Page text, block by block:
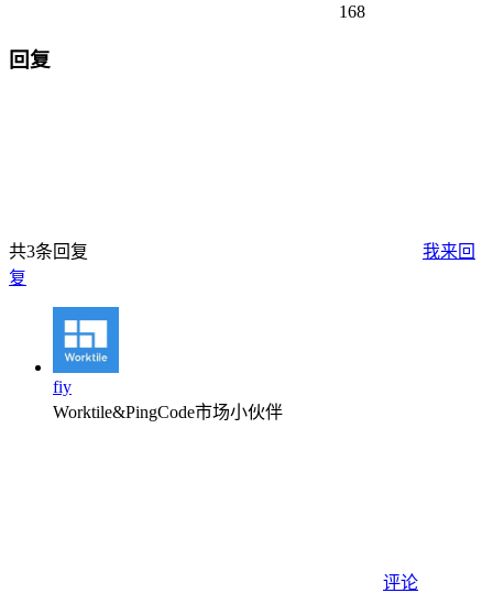
168
回复
共3条回复
我来回
复
fiy
Worktile&PingCode市场小伙伴
评论